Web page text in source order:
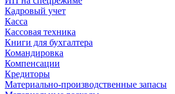
Кадровый учет
Касса
Кассовая техника
Книги для бухгалтера
Командировка
Компенсации
Кредиторы
Материально-производственные запасы